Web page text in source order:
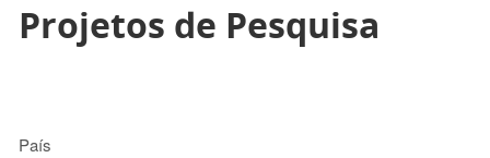
Projetos de Pesquisa
País